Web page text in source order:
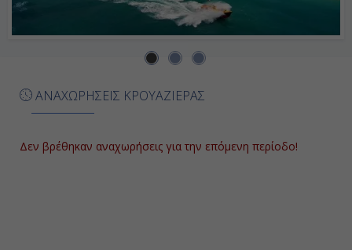
ΑΝΑΧΩΡΗΣΕΙΣ ΚΡΟΥΑΖΙΕΡΑΣ
Δεν βρέθηκαν αναχωρήσεις για την επόμενη περίοδο!